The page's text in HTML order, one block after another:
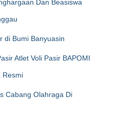
Dan Beasiswa
di Bumi Banyuasin
Atlet Voli Pasir BAPOMI
Resmi
Cabang Olahraga Di